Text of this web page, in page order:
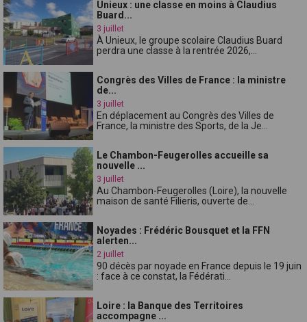
Unieux : une classe en moins à Claudius
Buard...
3 juillet
À Unieux, le groupe scolaire Claudius Buard
perdra une classe à la rentrée 2026,...
Congrès des Villes de France : la ministre
de...
3 juillet
En déplacement au Congrès des Villes de
France, la ministre des Sports, de la Je...
Le Chambon-Feugerolles accueille sa
nouvelle ...
3 juillet
Au Chambon-Feugerolles (Loire), la nouvelle
maison de santé Filieris, ouverte de...
Noyades : Frédéric Bousquet et la FFN
alerten...
2 juillet
90 décès par noyade en France depuis le 19 juin
: face à ce constat, la Fédérati...
Loire : la Banque des Territoires
accompagne ...